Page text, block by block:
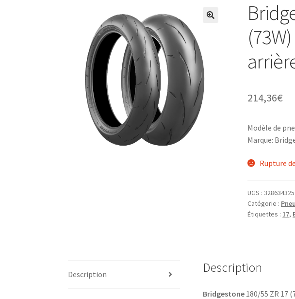
214,36€
Modèle de
Marque:
Rupture
UGS :
Catégorie :
Étiquettes : 17,
Description Description
Bridgestone180/55 ZR 17